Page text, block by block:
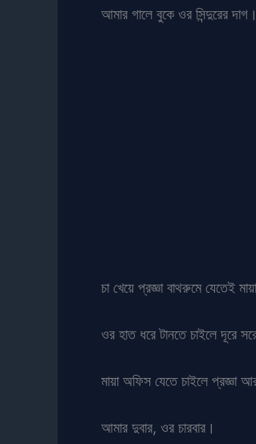
আমার গালে বুকে ওর সিন্দুরের
চা খেয়ে প্রজ্ঞা বাথরুমে যেতেই
ওর হাত ধরে টানতে চাইলে দূরে
মায়া অফিস যেতে চাইলে প্রজ্ঞা
আমার দুবার, ওর চারবার।